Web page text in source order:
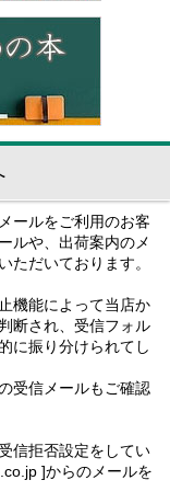
ールをご利用のお客
ルや、出荷案内のメ
ただいております。
機能によって当店か
断され、受信フォル
に振り分けられてし
受信メールもご確認
信拒否設定をしてい
]からのメールを